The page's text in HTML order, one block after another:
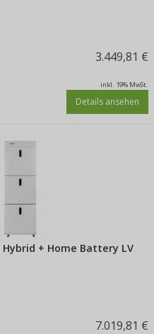
3.449,81 €
inkl. 19% MwSt.
Details ansehen
Hybrid + Home Battery LV
7.019,81 €